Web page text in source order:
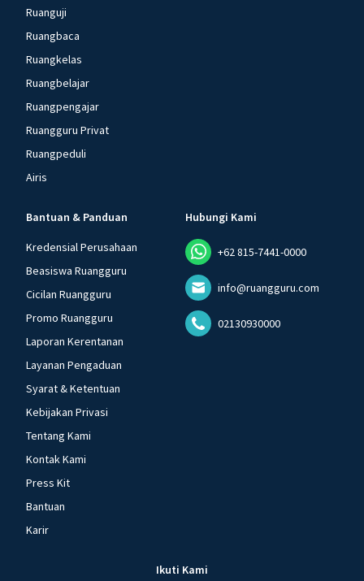
Ruanguji
Ruangbaca
Ruangkelas
Ruangbelajar
Ruangpengajar
Ruangguru Privat
Ruangpeduli
Airis
Bantuan & Panduan
Kredensial Perusahaan
Beasiswa Ruangguru
Cicilan Ruangguru
Promo Ruangguru
Laporan Kerentanan
Layanan Pengaduan
Syarat & Ketentuan
Kebijakan Privasi
Tentang Kami
Kontak Kami
Press Kit
Bantuan
Karir
Hubungi Kami
+62 815-7441-0000
info@ruangguru.com
02130930000
Ikuti Kami